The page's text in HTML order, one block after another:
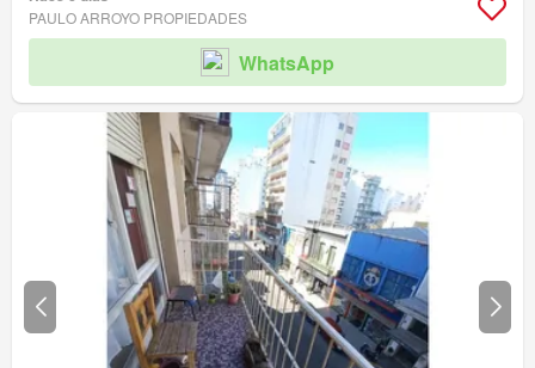
PAULO ARROYO PROPIEDADES
WhatsApp